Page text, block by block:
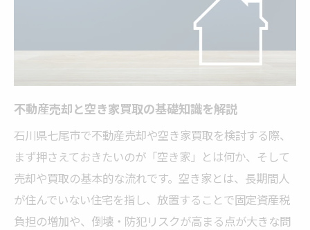
石川県の空き家買取制度を上手に利用
不動産売却と行政の支援策を知る重要性
空き家買取と市場動向から考える売却策
買取業者選びで変わる空き家売却のポイント
不動産売却と空き家買取業者の選び方
空き家買取専門のメリットと注意点
石川県で信頼できる業者を見極める方法
全国対応業者と地域密着型の比較ポイント
不動産売却と空き家買取の基礎知識を解説
石川県七尾市で不動産売却や空き家買取を検討する際、
まず押さえておきたいのが「空き家」とは何か、そして
売却や買取の基本的な流れです。空き家とは、長期間人
が住んでいない住宅を指し、放置することで固定資産税
負担の増加や、倒壊・防犯リスクが高まる点が大きな問